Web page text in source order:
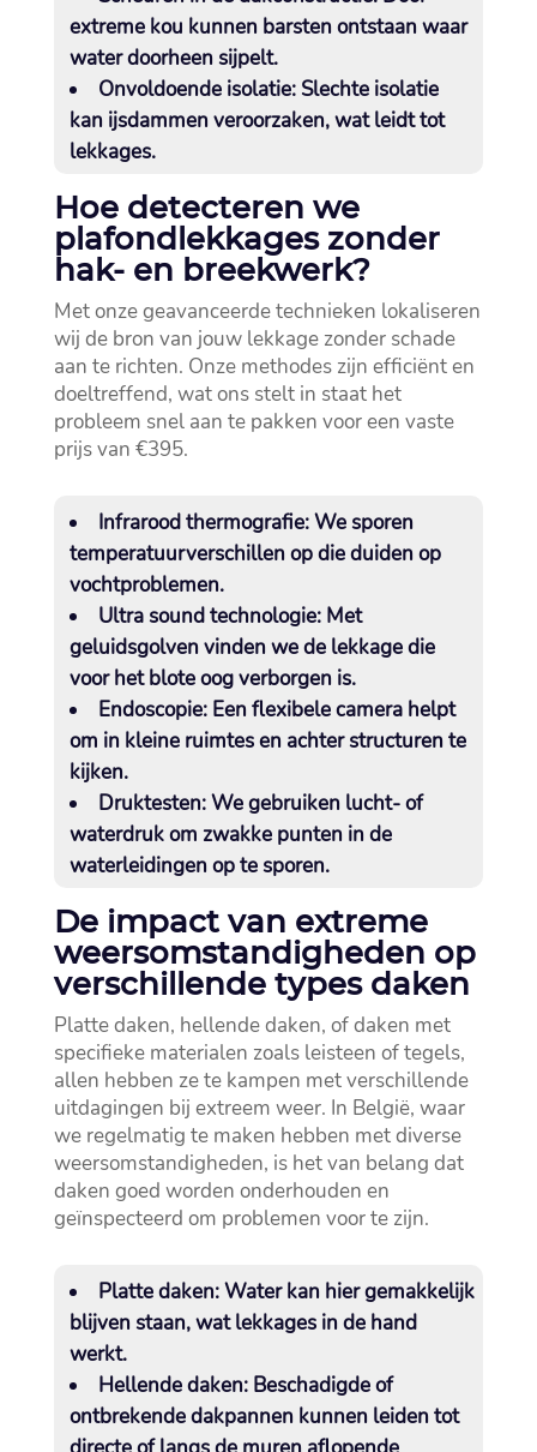
extreme kou kunnen barsten ontstaan waar
water doorheen sijpelt.​
Onvoldoende isolatie:Slechte isolatie
kan ijsdammen veroorzaken, wat leidt tot
lekkages.​
Hoe detecteren we
plafondlekkages zonder
hak- en breekwerk?
Met onze geavanceerde technieken lokaliseren
wij de bron van jouw lekkage zonder schade
aan te richten.​ Onze methodes zijn efficiënt en
doeltreffend, wat ons stelt in staat het
probleem snel aan te pakken voor een vaste
prijs van €395.​
Infrarood thermografie:We sporen
temperatuurverschillen op die duiden op
vochtproblemen.​
Ultra sound technologie:Met
geluidsgolven vinden we de lekkage die
voor het blote oog verborgen is.​
Endoscopie:Een flexibele camera helpt
om in kleine ruimtes en achter structuren te
kijken.​
Druktesten:We gebruiken lucht- of
waterdruk om zwakke punten in de
waterleidingen op te sporen.​
De impact van extreme
weersomstandigheden op
verschillende types daken
Platte daken, hellende daken, of daken met
specifieke materialen zoals leisteen of tegels,
allen hebben ze te kampen met verschillende
uitdagingen bij extreem weer.​ In België, waar
we regelmatig te maken hebben met diverse
weersomstandigheden, is het van belang dat
daken goed worden onderhouden en
geïnspecteerd om problemen voor te zijn.​
Platte daken:Water kan hier gemakkelijk
blijven staan, wat lekkages in de hand
werkt.​
Hellende daken:Beschadigde of
ontbrekende dakpannen kunnen leiden tot